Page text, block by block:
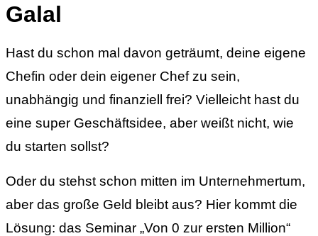
Galal
Hast du schon mal davon geträumt, deine eigene
Chefin oder dein eigener Chef zu sein,
unabhängig und finanziell frei? Vielleicht hast du
eine super Geschäftsidee, aber weißt nicht, wie
du starten sollst?
Oder du stehst schon mitten im Unternehmertum,
aber das große Geld bleibt aus? Hier kommt die
Lösung: das Seminar „Von 0 zur ersten Million“